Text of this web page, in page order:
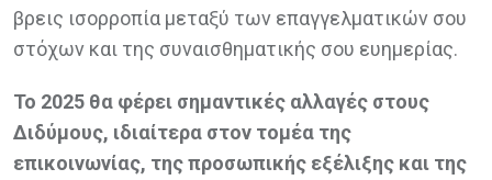
βρεις ισορροπία μεταξύ των επαγγελματικών σου
στόχων και της συναισθηματικής σου ευημερίας.
Το 2025 θα φέρει σημαντικές αλλαγές στους
Διδύμους, ιδιαίτερα στον τομέα της
επικοινωνίας, της προσωπικής εξέλιξης και της